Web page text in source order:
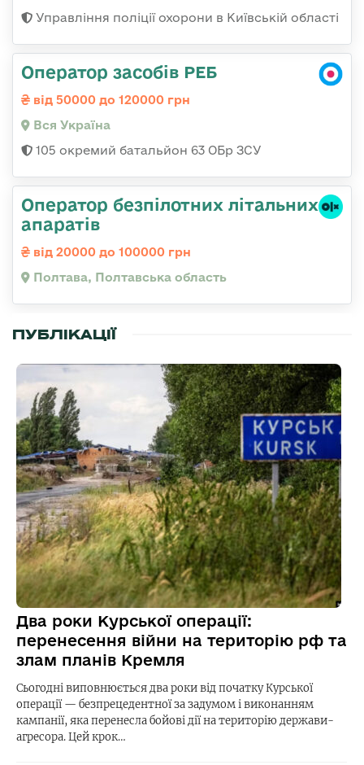
Управління поліції охорони в Київській області
Оператор засобів РЕБ
від 50000 до 120000 грн
Вся Україна
105 окремий батальйон 63 ОБр ЗСУ
Оператор безпілотних літальних
апаратів
від 20000 до 100000 грн
Полтава, Полтавська область
ПУБЛІКАЦІЇ
Два роки Курської операції:
перенесення війни на територію рф та
злам планів Кремля
Сьогодні виповнюється два роки від початку Курської
операції — безпрецедентної за задумом і виконанням
кампанії, яка перенесла бойові дії на територію держави-
агресора. Цей крок…